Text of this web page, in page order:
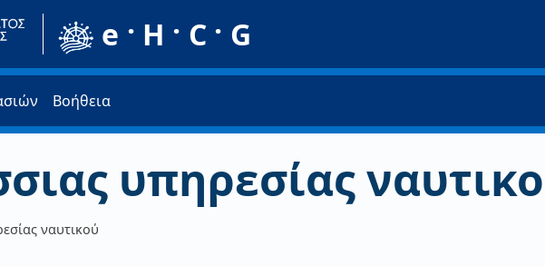
e · H · C · G
Βοήθεια
υπηρεσίας
ναυτικού